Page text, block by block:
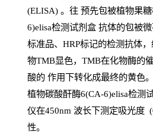
(ELISA) 。往 预先包被植物果
6)elisa检测试剂盒抗体的包被微
标准品、 HRP标记的检测抗体
物TMB显色， TMB在化物酶的
酸的 作用下转化成最终的黄色
植物碳酸酐酶6(CA-6)elisa检测
仪在450nm 波长下测定吸光度 (
性。